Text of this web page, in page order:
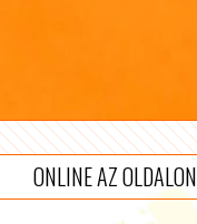
ONLINE AZ OLDALON